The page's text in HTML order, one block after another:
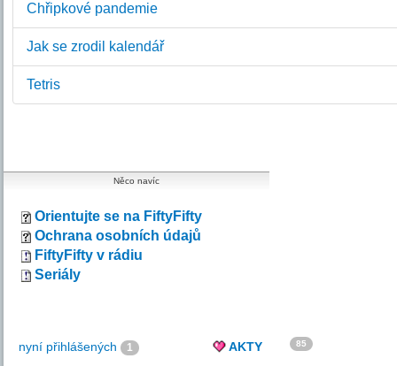
Chřipkové pandemie
Jak se zrodil kalendář
Tetris
Něco navíc
Orientujte se na FiftyFifty
Ochrana osobních údajů
FiftyFifty v rádiu
Seriály
nyní přihlášených 1 AKTY 85